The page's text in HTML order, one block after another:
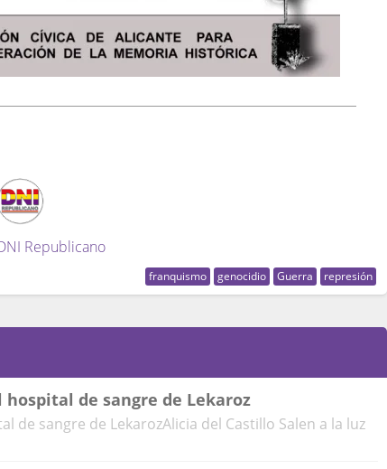
Republicano
franquismo genocidio Guerra represión
de sangre de Lekaroz
de sangre de LekarozAlicia del Castillo Salen a la luz